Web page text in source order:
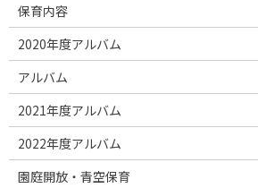
保育内容
2020年度アルバム
アルバム
2021年度アルバム
2022年度アルバム
園庭開放・青空保育